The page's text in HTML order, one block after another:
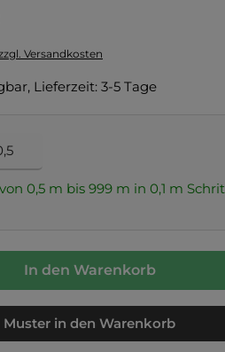
Versandkosten
Lieferzeit: 3-5 Tage
0,5 m bis 999 m in 0,1 m
In den Warenkorb
Muster in den Warenkorb